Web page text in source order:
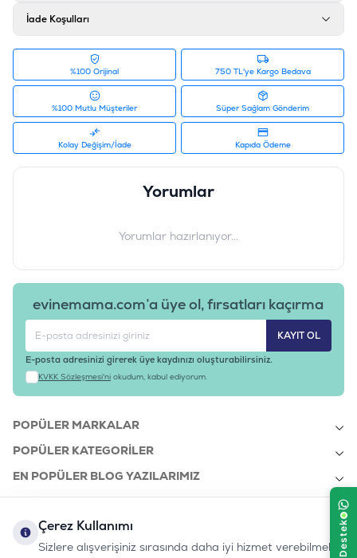
Protein %32, Yağ %4.5, Lif %1.5, Kül %5, Nem %1
Ürün Filtreleri
Tedarikçi Ürün Kodu
: RFT-128
İade Koşulları
%100 Orijinal 750 TL'ye Kargo Bedava
%100 Mutlu Müşteriler Süper Sağlam Gönderim
Kolay Değişim/İade Kapıda Ödeme
Yorumlar
Yorumlar hazırlanıyor...
evinemama.com’a üye ol, fırsatları kaçırma
KAYIT OL
E-posta adresinizi girerek üye kaydınızı oluşturabilirsiniz.
KVKK Sözleşmesi'ni okudum, kabul ediyorum.
POPÜLER MARKALAR
POPÜLER KATEGORILER
EN POPÜLER BLOG YAZILARIMIZ
KURUMSAL
Çerez Kullanımı
Sizlere alışverişiniz sırasında daha iyi hizmet verebilmek